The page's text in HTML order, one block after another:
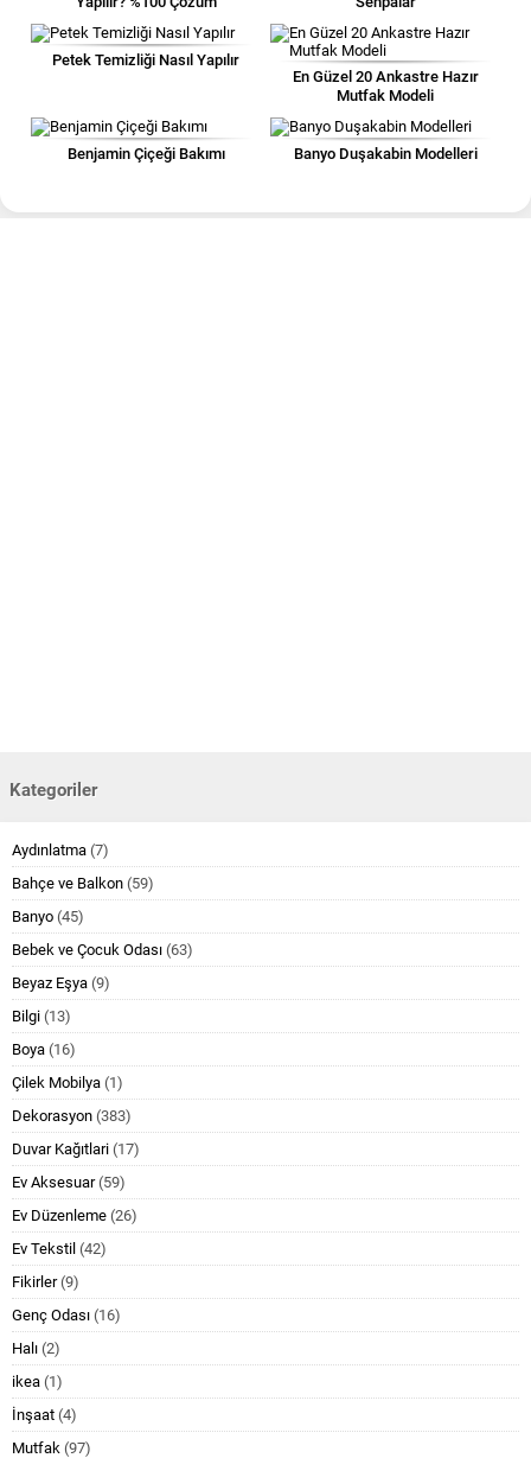
Petek Temizliği Nasıl Yapılır
En Güzel 20 Ankastre Hazır
Mutfak Modeli
Benjamin Çiçeği Bakımı Banyo Duşakabin Modelleri
Kategoriler
Aydınlatma (7)
Bahçe ve Balkon (59)
Banyo (45)
Bebek ve Çocuk Odası (63)
Beyaz Eşya (9)
Bilgi (13)
Boya (16)
Çilek Mobilya (1)
Dekorasyon (383)
Duvar Kağıtlari (17)
Ev Aksesuar(59)
Ev Düzenleme (26)
Ev Tekstil (42)
Fikirler(9)
Genç Odası (16)
Halı (2)
ikea (1)
İnşaat (4)
Mutfak (97)